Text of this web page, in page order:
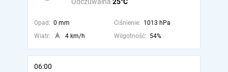
Opad: 0 mm Ciśnienie: 1013 hPa
Wiatr:
4 km/h Wilgotność: 54%
06:00